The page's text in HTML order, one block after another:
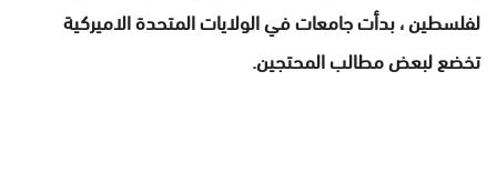
لفلسطين ، بدأت جامعات في الولايات المتحدة الاميركية
تخضع لبعض مطالب المحتجين.